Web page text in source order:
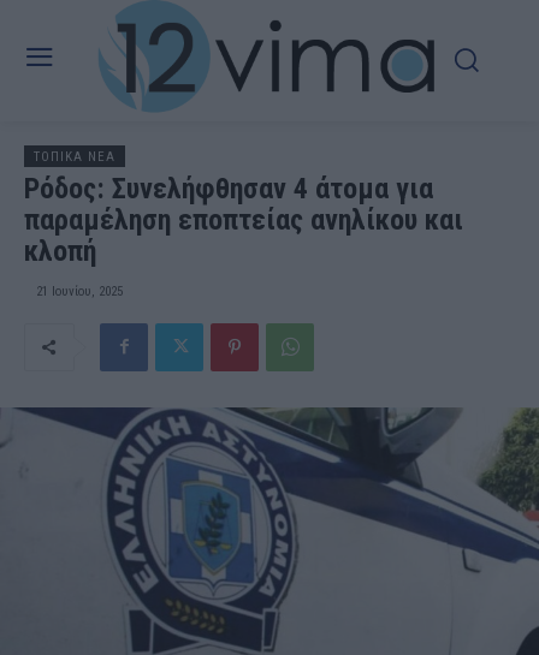
ΤΟΠΙΚΑ ΝΕΑ
Ρόδος: Συνελήφθησαν 4 άτομα για
παραμέληση εποπτείας ανηλίκου και
κλοπή
21 Ιουνίου, 2025